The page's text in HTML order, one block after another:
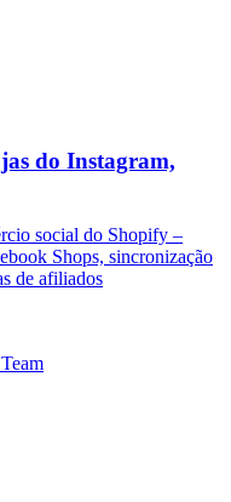
do Instagram,
social do Shopify –
Shops, sincronização
de afiliados